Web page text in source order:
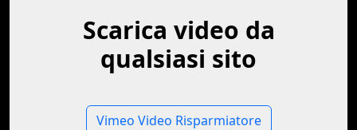
Scarica video da
qualsiasi sito
Vimeo Video Risparmiatore